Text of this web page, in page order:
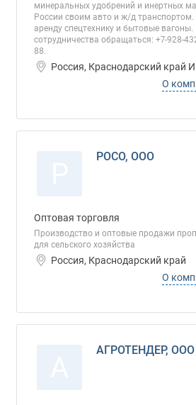
минеральных удобрений и инертных
России своим авто и ж/д
аренду спецтехнику и бытовые
сотрудничества обращаться: +7-928-
88.
Россия, Краснодарский край
О
РОСО, ООО
Оптовая торговля
Производство и оптовые продажи
для сельского хозяйства
Россия, Краснодарский край
О
АГРОТЕНДЕР, ООО